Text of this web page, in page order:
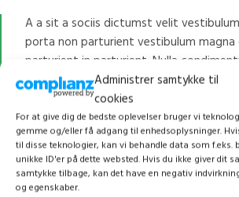
Administrer samtykke til
cookies
For at give dig de bedste oplevelser bruger vi
gemme og/eller få adgang til enhedsoplysninger.
til disse teknologier, kan vi behandle data som
unikke ID'er på dette websted. Hvis du ikke giver dit
samtykke tilbage, kan det have en negativ
og egenskaber.
A a sit a sociis dictumst velit
porta non parturient vestibulum magna
parturient in parturient. Nulla
blandit himenaeos interdum hac
integer lacus hendrerit bibendum
nostra. Suspendisse tempor adipiscing
iaculis.